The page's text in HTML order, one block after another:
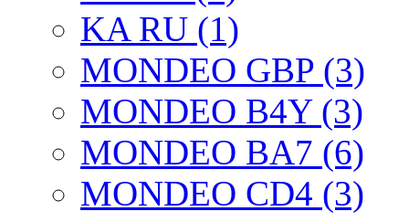
KA RU (1)
MONDEO GBP (3)
MONDEO B4Y (3)
MONDEO BA7 (6)
MONDEO CD4 (3)